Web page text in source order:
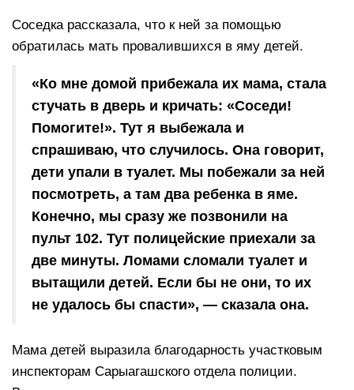
Соседка рассказала, что к ней за помощью
обратилась мать провалившихся в яму детей.
«Ко мне домой прибежала их мама, стала
стучать в дверь и кричать: «Соседи!
Помогите!». Тут я выбежала и
спрашиваю, что случилось. Она говорит,
дети упали в туалет. Мы побежали за ней
посмотреть, а там два ребенка в яме.
Конечно, мы сразу же позвонили на
пульт 102. Тут полицейские приехали за
две минуты. Ломами сломали туалет и
вытащили детей. Если бы не они, то их
не удалось бы спасти», — сказала она.
Мама детей выразила благодарность участковым
инспекторам Сарыагашского отдела полиции.